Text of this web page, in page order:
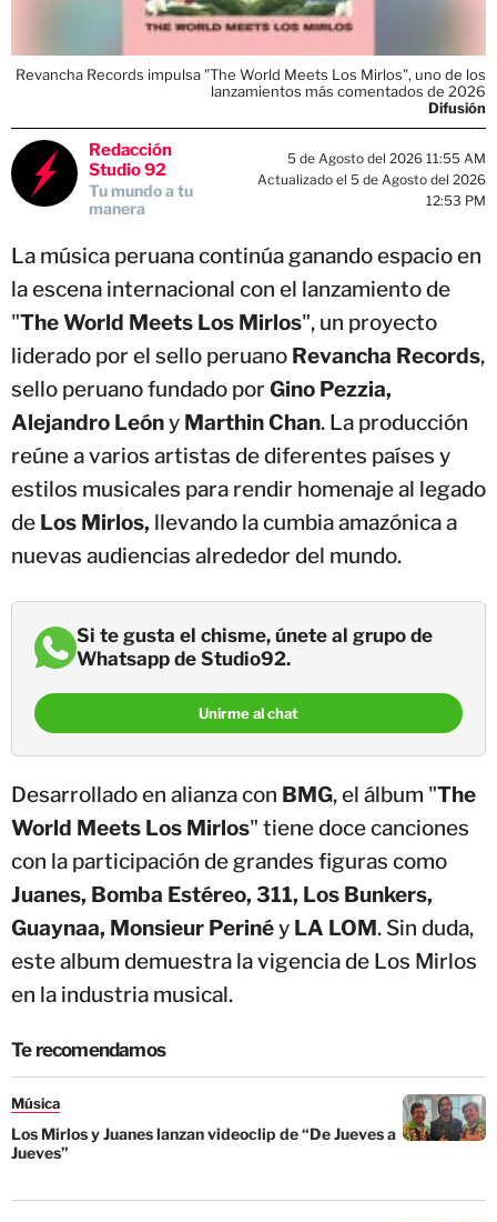
Revancha Records impulsa "The World Meets Los Mirlos", uno de los
lanzamientos más comentados de 2026
Difusión
Redacción
Studio 92
Tu mundo a tu
manera
5 de Agosto del 2026 11:55 AM
Actualizado el 5 de Agosto del 2026
12:53 PM
La música peruana continúa ganando espacio en
la escena internacional con el lanzamiento de
"The World Meets Los Mirlos", un proyecto
liderado por el sello peruano Revancha Records,
sello peruano fundado por Gino Pezzia,
Alejandro Leóny Marthin Chan. La producción
reúne a varios artistas de diferentes países y
estilos musicales para rendir homenaje al legado
de Los Mirlos, llevando la cumbia amazónica a
nuevas audiencias alrededor del mundo.
Si te gusta el chisme, únete al grupo de
Whatsapp de Studio92.
Unirme al chat
Desarrollado en alianza con BMG, el álbum "The
World Meets Los Mirlos" tiene doce canciones
con la participación de grandes figuras como
Juanes, Bomba Estéreo, 311, Los Bunkers,
Guaynaa, Monsieur Perinéy LA LOM. Sin duda,
este album demuestra la vigencia de Los Mirlos
en la industria musical.
Te recomendamos
Música
Los Mirlos y Juanes lanzan videoclip de “De Jueves a
Jueves”